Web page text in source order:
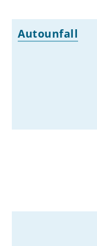
Autounfall